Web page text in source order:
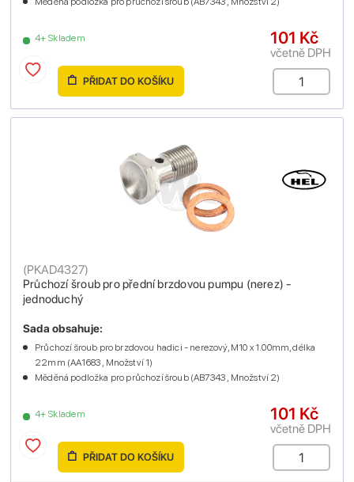
4+ Skladem 101 Kč
včetně DPH
PŘIDAT DO KOŠÍKU
Průchozí šroub pro přední brzdovou pumpu (nerez) -
jednoduchý
(PKAD4327)
4+ Skladem
Sada obsahuje:
Průchozí šroub pro brzdovou hadici - nerezový, M10 x 1.00mm, délka
22mm (AA1683 , Množství 1)
Měděná podložka pro průchozí šroub (AB7343 , Množství 2)
101 Kč
včetně DPH
PŘIDAT DO KOŠÍKU